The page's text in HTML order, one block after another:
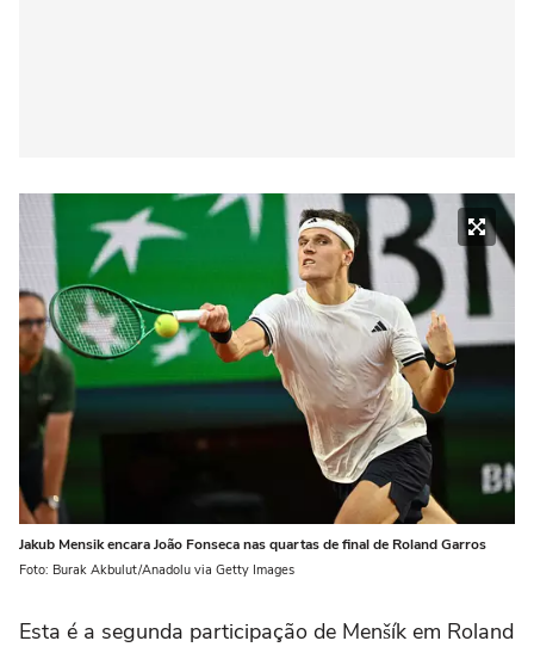
Jakub Mensik encara João Fonseca nas quartas de final de Roland Garros
Foto: Burak Akbulut/Anadolu via Getty Images
Esta é a segunda participação de Menšík em Roland